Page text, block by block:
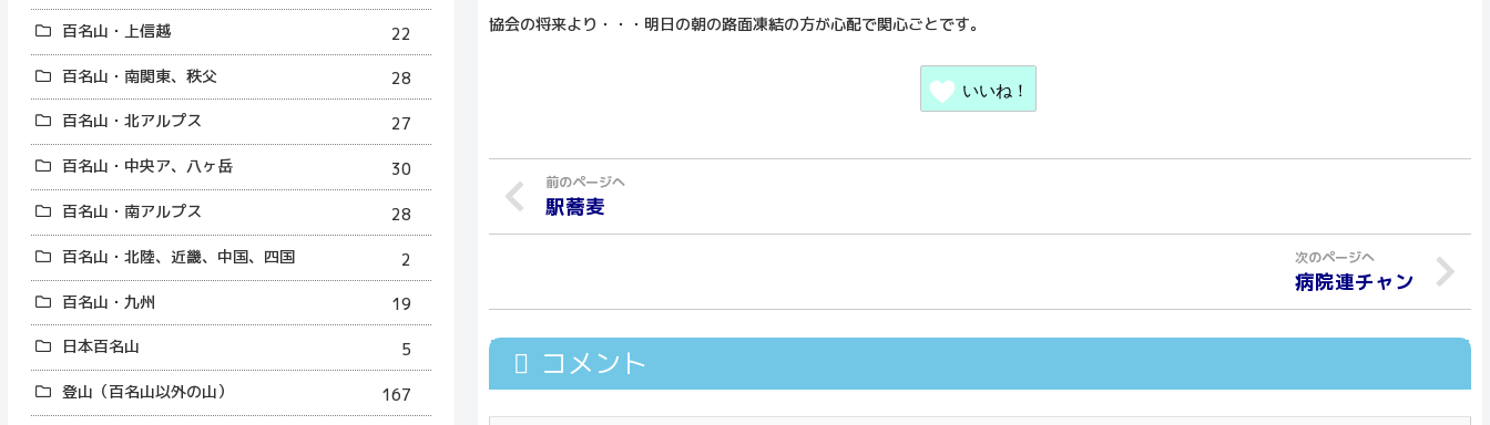
協会の将来より・・・明日の朝の路面凍結の方が心配で関心ごとです。
いいね！
駅蕎麦
病院連チャン
コメント
百名山・上信越
22
百名山・南関東、秩父
28
百名山・北アルプス
27
百名山・中央ア、八ヶ岳
30
百名山・南アルプス
28
百名山・北陸、近畿、中国、四国
2
百名山・九州
19
日本百名山
5
登山（百名山以外の山）
167